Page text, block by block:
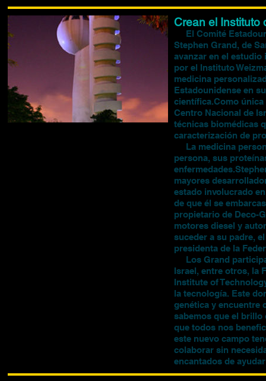
Crean el Instituto
El Comité
Stephen Grand, de
avanzar en el
por el Instituto
medicina
Estadounidense en
científica.Como única
Centro Nacional de
técnicas biomédicas
caracterización de
La medicina
persona, sus
mayores
estado involucrado
de que él se
propietario de Deco-
motores diesel y
suceder a su padre,
presidenta de la
Los Grand
Israel, entre otros, la
Institute of
la tecnología. Este
genética y encuentre
sabemos que el brillo
que todos nos
este nuevo campo
colaborar sin
encantados de